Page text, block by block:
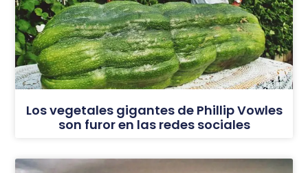
Los vegetales gigantes de Phillip Vowles
son furor en las redes sociales